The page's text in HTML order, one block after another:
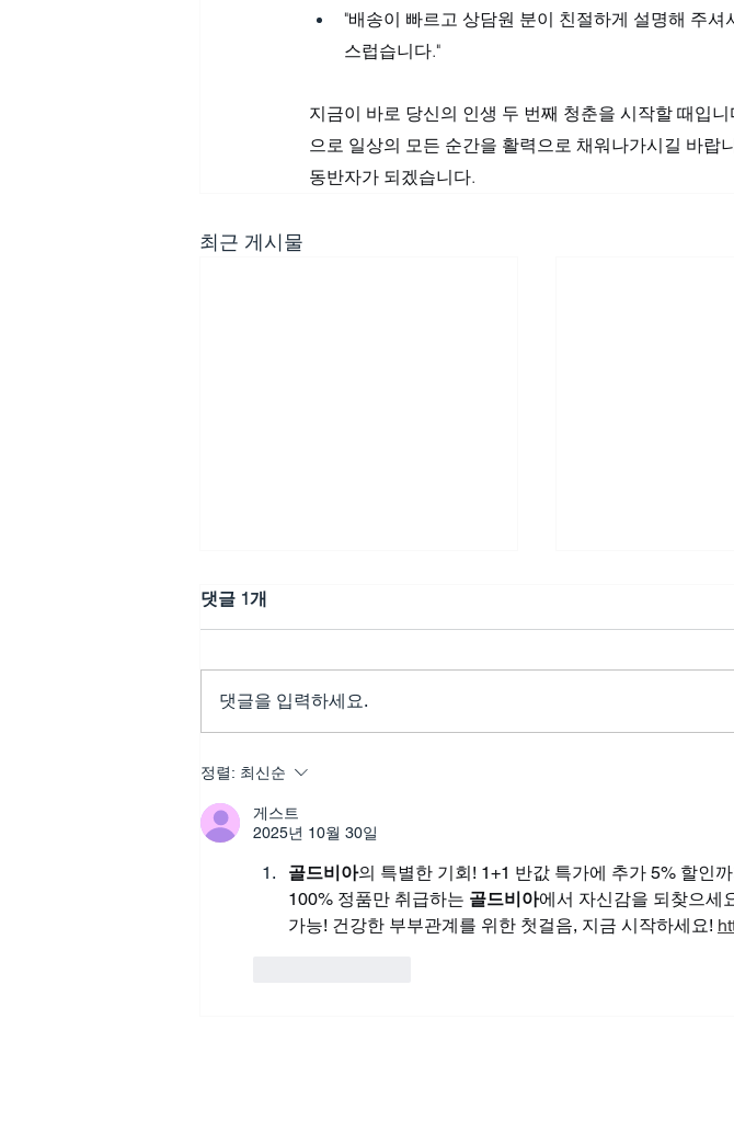
"배송이 빠르고 상담원 분이 친절하게 설명해 주
스럽습니다."
지금이 바로 당신의 인생 두 번째 청춘을 시작할 때입
으로 일상의 모든 순간을 활력으로 채워나가시길 바랍
동반자가 되겠습니다.
최근 게시물
골드드래곤 효능, 무너진 자존
다
댓글 1개
댓글을 입력하세요.
정렬: 최신순
게스트
2025년 10월 30일
골드비아의 특별한 기회! 1+1 반값 특가에 추가 5% 할인
100% 정품만 취급하는 골드비아에서 자신감을 되찾으세
가능! 건강한 부부관계를 위한 첫걸음, 지금 시작하세요!